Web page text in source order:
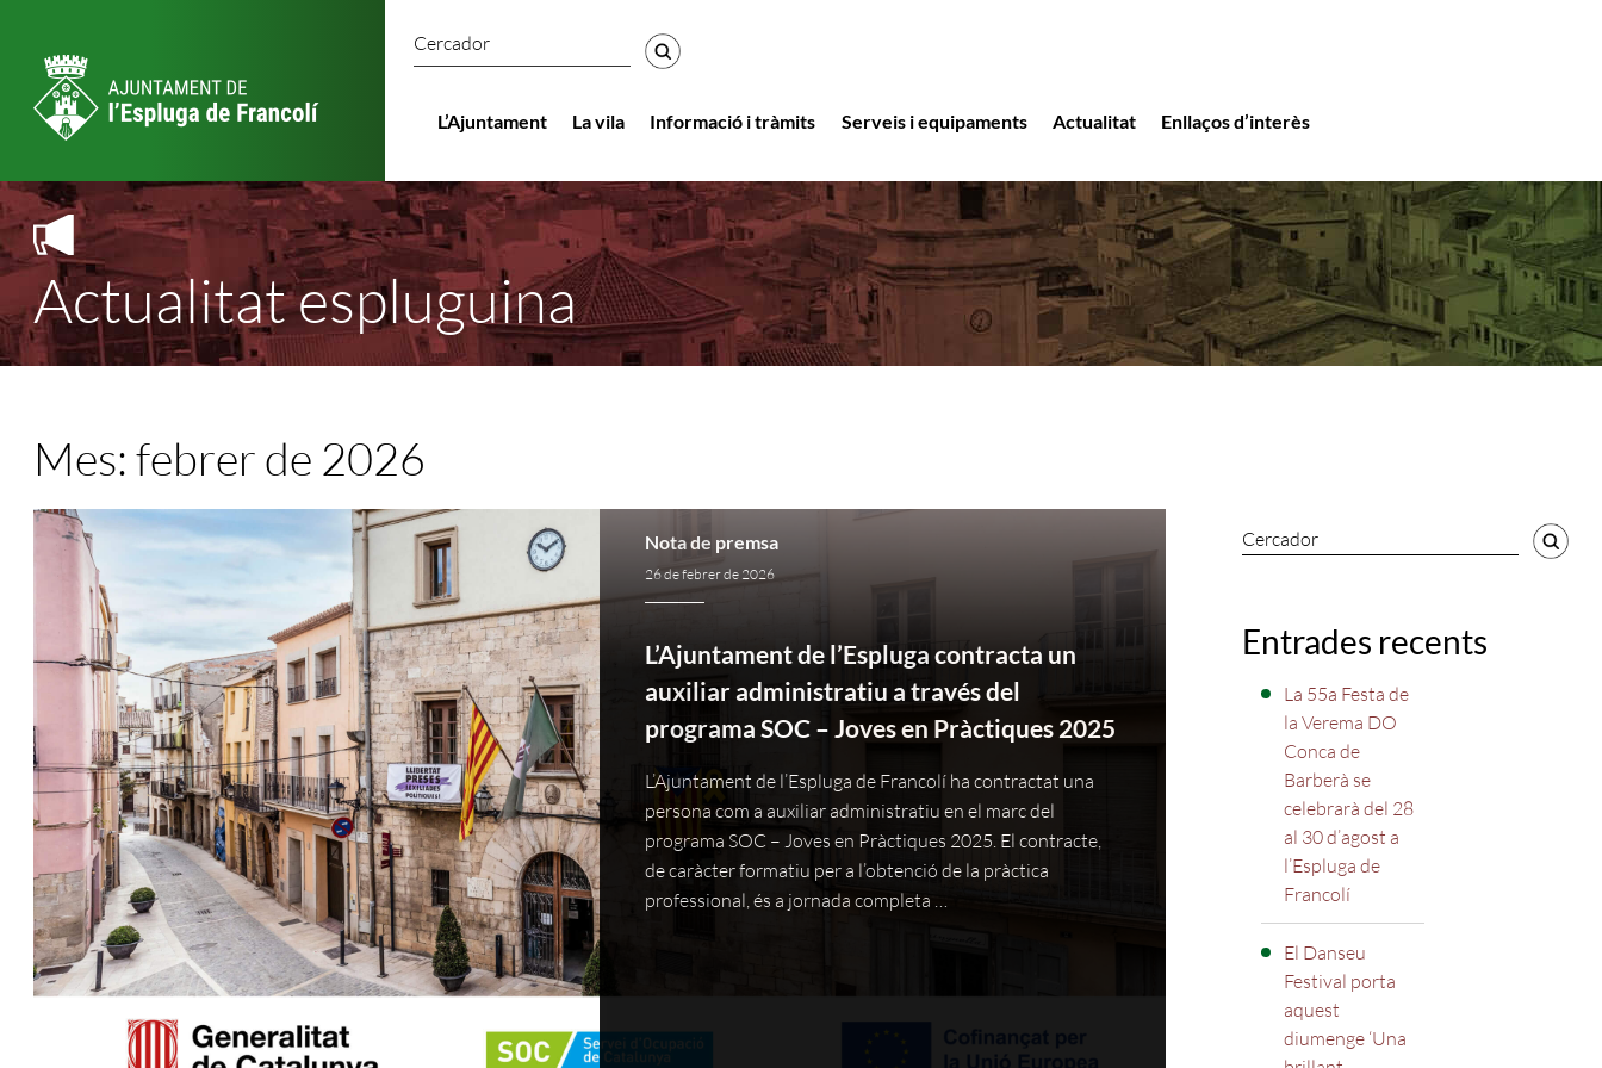
Cercador
L’Ajuntament La vila Informació i tràmits Serveis i equipaments Actualitat Enllaços d’interès
Actualitat espluguina
Mes:febrer de 2026
Nota de premsa
26 de febrer de 2026
L’Ajuntament de l’Espluga contracta un
auxiliar administratiu a través del
programa SOC – Joves en Pràctiques 2025
L’Ajuntament de l’Espluga de Francolí ha contractat una
persona com a auxiliar administratiu en el marc del
programa SOC – Joves en Pràctiques 2025. El contracte,
de caràcter formatiu per a l’obtenció de la pràctica
professional, és a jornada completa …
Cercador
Entrades recents
La 55a Festa de
la Verema DO
Conca de
Barberà se
celebrarà del 28
al 30 d’agost a
l’Espluga de
Francolí
El Danseu
Festival porta
aquest
diumenge ‘Una